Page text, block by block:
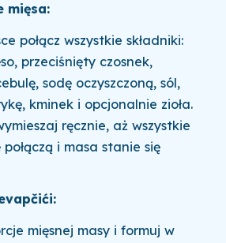
mięsa:
połącz wszystkie składniki:
przeciśnięty czosnek,
sodę oczyszczoną, sól,
kminek i opcjonalnie zioła.
ręcznie, aż wszystkie
połączą i masa stanie się
mięsnej masy i formuj w